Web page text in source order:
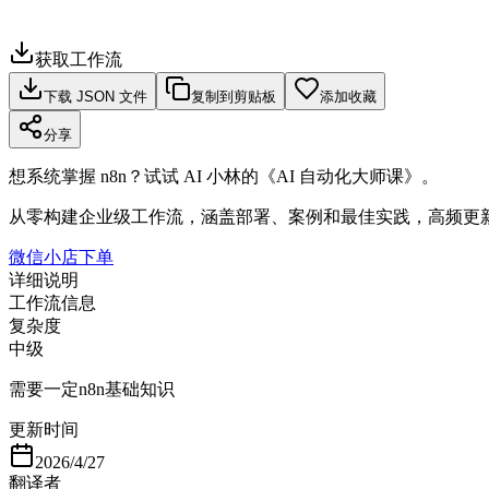
获取工作流
下载 JSON 文件 复制到剪贴板 添加收藏
分享
想系统掌握 n8n？试试 AI 小林的《AI 自动化大师课》。
从零构建企业级工作流，涵盖部署、案例和最佳实践，高频更
微信小店下单
详细说明
工作流信息
复杂度
中级
需要一定n8n基础知识
更新时间
2026/4/27
翻译者